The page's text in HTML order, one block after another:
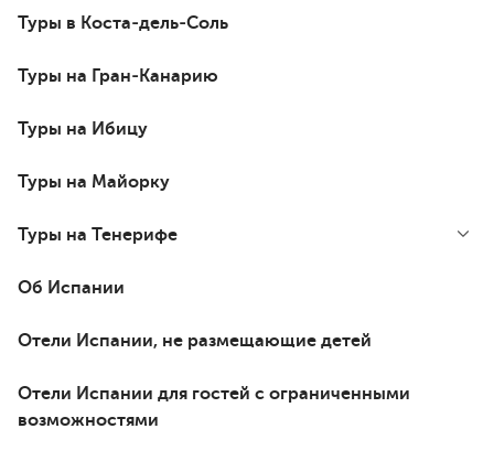
Туры в Коста-дель-Соль
Туры на Гран-Канарию
Туры на Ибицу
Туры на Майорку
Туры на Тенерифе
Об Испании
Отели Испании, не размещающие детей
Отели Испании для гостей с ограниченными
возможностями